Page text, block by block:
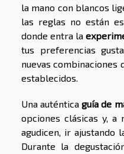
la mano con blancos
las reglas no están
donde entra la
tus preferencias
nuevas combinaciones
establecidos.
Una auténticaguía de
opciones clásicas y, a
agudicen, ir ajustando
Durante la